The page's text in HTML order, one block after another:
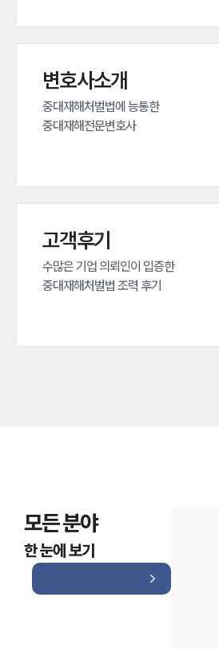
변호사소개
중대재해처벌법에 능통한
중대재해전문변호사
고객후기
수많은 기업 의뢰인이 입증한
중대재해처벌법 조력 후기
모든 분야
한 눈에 보기